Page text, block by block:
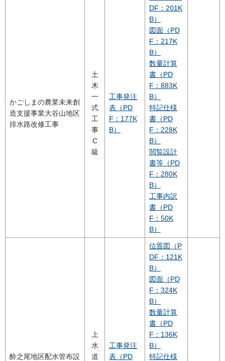
かごしまの農業未来創
造支援事業大谷山地区
排水路改修工事
土
木
一
式
工
事
C
級
工事発注
表（PD
F：177K
B）
DF：201K
B）
図面（PD
F：217K
B）
数量計算
書（PD
F：883K
B）
特記仕様
書（PD
F：228K
B）
閲覧設計
書等（PD
F：280K
B）
工事内訳
書（PD
F：50K
B）
酔之尾地区配水管布設
上
水
道
工事発注
表（PD
位置図（P
DF：121K
B）
図面（PD
F：324K
B）
数量計算
書（PD
F：136K
B）
特記仕様